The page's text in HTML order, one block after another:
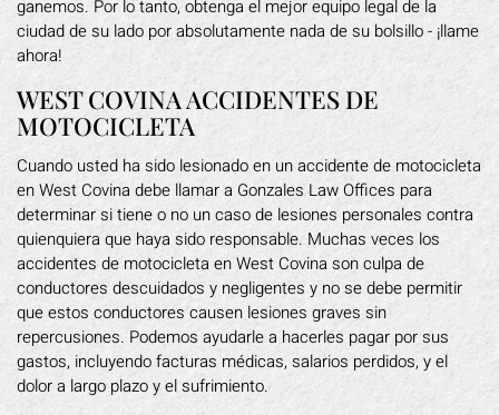
ganemos. Por lo tanto, obtenga el mejor equipo legal de la
ciudad de su lado por absolutamente nada de su bolsillo - ¡llame
ahora!
WEST COVINA ACCIDENTES DE
MOTOCICLETA
Cuando usted ha sido lesionado en un accidente de motocicleta
en West Covina debe llamar a Gonzales Law Offices para
determinar si tiene o no un caso de lesiones personales contra
quienquiera que haya sido responsable. Muchas veces los
accidentes de motocicleta en West Covina son culpa de
conductores descuidados y negligentes y no se debe permitir
que estos conductores causen lesiones graves sin
repercusiones. Podemos ayudarle a hacerles pagar por sus
gastos, incluyendo facturas médicas, salarios perdidos, y el
dolor a largo plazo y el sufrimiento.